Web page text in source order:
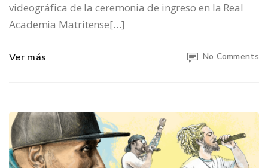
videográfica de la ceremonia de ingreso en la Real
Academia Matritense[…]
Ver más No Comments